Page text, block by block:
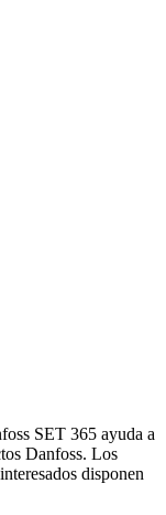
SET 365 ayuda a
Danfoss. Los
disponen